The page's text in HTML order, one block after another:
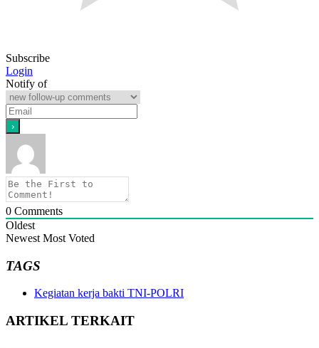
Subscribe
Login
Notify of
0 Comments
Oldest
Newest Most Voted
TAGS
Kegiatan kerja bakti TNI-POLRI
ARTIKEL TERKAIT